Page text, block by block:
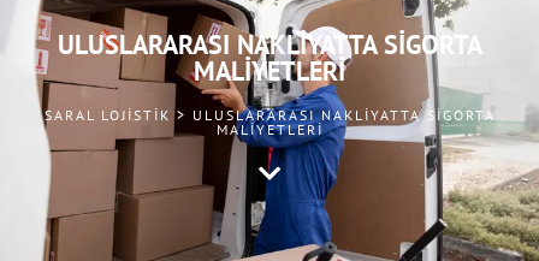
ULUSLARARASI NAKLIYATTA SIGORTA
MALIYETLERI
SARAL LOJISTIK > ULUSLARARASI NAKLIYATTA SIGORTA
MALIYETLERI